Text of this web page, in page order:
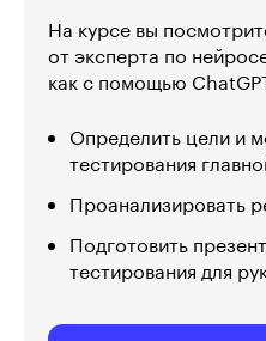
На курсе вы
от эксперта по
как с помощью
Определить цели и
тестирования
Проанализировать
Подготовить
тестирования для